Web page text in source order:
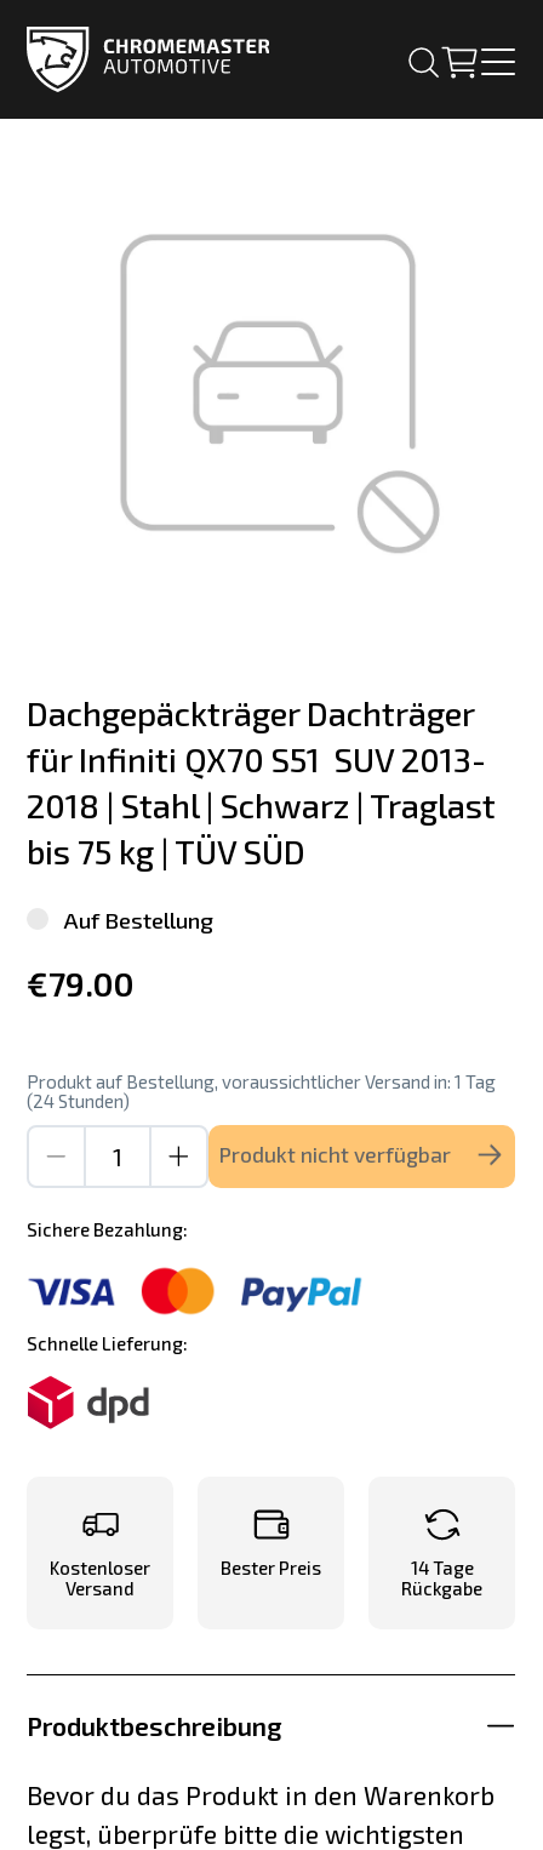
Dachgepäckträger Dachträger
für Infiniti QX70 S51  SUV 2013-
2018 | Stahl | Schwarz | Traglast
bis 75 kg | TÜV SÜD
Auf Bestellung
€79.00
Produkt auf Bestellung, voraussichtlicher Versand in: 1 Tag
(24 Stunden)
Produkt nicht verfügbar
Sichere Bezahlung:
Schnelle Lieferung:
Kostenloser
Versand
Bester Preis
14 Tage
Rückgabe
Produktbeschreibung
Bevor du das Produkt in den Warenkorb
legst, überprüfe bitte die wichtigsten